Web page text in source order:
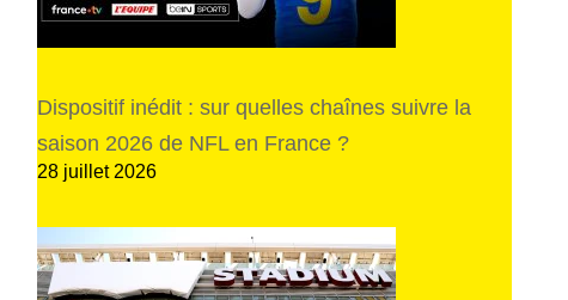
Dispositif inédit : sur quelles chaînes suivre la
saison 2026 de NFL en France ?
28 juillet 2026